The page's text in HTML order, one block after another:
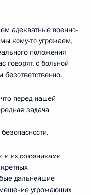
адекватные военно-
кому-то угрожаем,
положения
говорят, с больной
перед нашей
задача
и их союзниками
дальнейшие
угрожающих